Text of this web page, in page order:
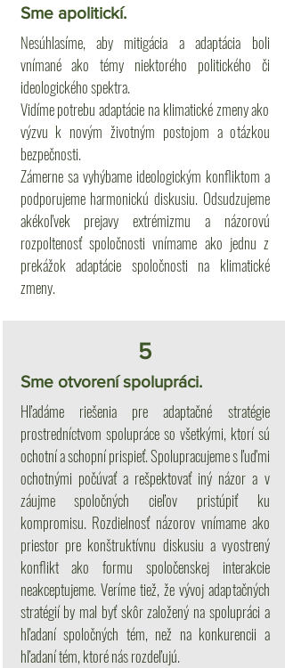
Sme apolitickí.
Nesúhlasíme, aby mitigácia a adaptácia boli
vnímané ako témy niektorého politického či
ideologického spektra.
Vidíme potrebu adaptácie na klimatické zmeny ako
výzvu k novým životným postojom a otázkou
bezpečnosti.
Zámerne sa vyhýbame ideologickým konfliktom a
podporujeme harmonickú diskusiu. Odsudzujeme
akékoľvek prejavy extrémizmu a názorovú
rozpoltenosť spoločnosti vnímame ako jednu z
prekážok adaptácie spoločnosti na klimatické
zmeny.
5
Sme otvorení spolupráci.
Hľadáme riešenia pre adaptačné stratégie
prostredníctvom spolupráce so všetkými, ktorí sú
ochotní a schopní prispieť. Spolupracujeme s ľuďmi
ochotnými počúvať a rešpektovať iný názor a v
záujme spoločných cieľov pristúpiť ku
kompromisu. Rozdielnosť názorov vnímame ako
priestor pre konštruktívnu diskusiu a vyostrený
konflikt ako formu spoločenskej interakcie
neakceptujeme. Veríme tiež, že vývoj adaptačných
stratégií by mal byť skôr založený na spolupráci a
hľadaní spoločných tém, než na konkurencii a
hľadaní tém, ktoré nás rozdeľujú.